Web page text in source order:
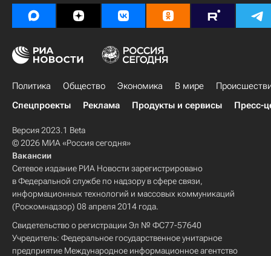
Политика Общество Экономика В мире
Спецпроекты
Реклама Продукты и сервисы Пресс-
Версия 2023.1 Beta
© 2026 МИА «Россия сегодня»
Вакансии
Сетевое издание РИА Новости зарегистрировано
в Федеральной службе по надзору в сфере связи,
информационных технологий и массовых коммуникаций
(Роскомнадзор) 08 апреля 2014 года.
Свидетельство о регистрации Эл № ФС77-57640
Учредитель: Федеральное государственное унитарное
предприятие Международное информационное агентство